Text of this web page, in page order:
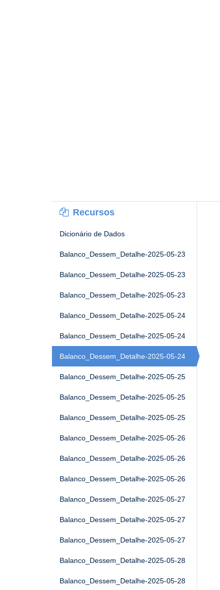
Recursos
Dicionário de Dados
Balanco_Dessem_Detalhe-2025-05-23
Balanco_Dessem_Detalhe-2025-05-23
Balanco_Dessem_Detalhe-2025-05-23
Balanco_Dessem_Detalhe-2025-05-24
Balanco_Dessem_Detalhe-2025-05-24
Balanco_Dessem_Detalhe-2025-05-24
Balanco_Dessem_Detalhe-2025-05-25
Balanco_Dessem_Detalhe-2025-05-25
Balanco_Dessem_Detalhe-2025-05-25
Balanco_Dessem_Detalhe-2025-05-26
Balanco_Dessem_Detalhe-2025-05-26
Balanco_Dessem_Detalhe-2025-05-26
Balanco_Dessem_Detalhe-2025-05-27
Balanco_Dessem_Detalhe-2025-05-27
Balanco_Dessem_Detalhe-2025-05-27
Balanco_Dessem_Detalhe-2025-05-28
Balanco_Dessem_Detalhe-2025-05-28